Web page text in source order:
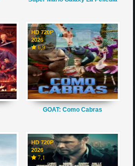
HD 720P
2026
6,9
GOAT: Como Cabras
HD 720P
2026
7,1